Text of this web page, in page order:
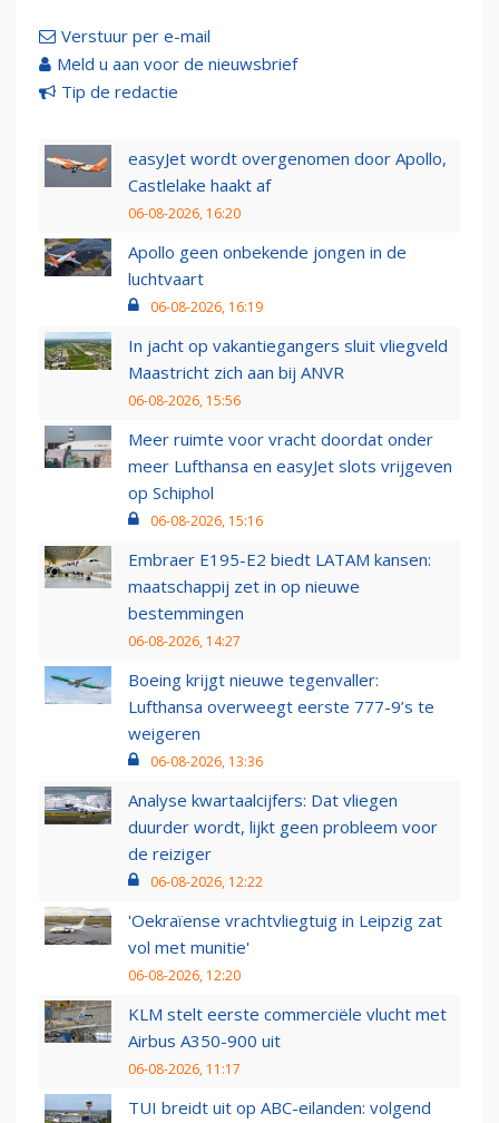
Verstuur per e-mail
Meld u aan voor de nieuwsbrief
Tip de redactie
easyJet wordt overgenomen door Apollo,
Castlelake haakt af
06-08-2026, 16:20
Apollo geen onbekende jongen in de
luchtvaart
06-08-2026, 16:19
In jacht op vakantiegangers sluit vliegveld
Maastricht zich aan bij ANVR
06-08-2026, 15:56
Meer ruimte voor vracht doordat onder
meer Lufthansa en easyJet slots vrijgeven
op Schiphol
06-08-2026, 15:16
Embraer E195-E2 biedt LATAM kansen:
maatschappij zet in op nieuwe
bestemmingen
06-08-2026, 14:27
Boeing krijgt nieuwe tegenvaller:
Lufthansa overweegt eerste 777-9’s te
weigeren
06-08-2026, 13:36
Analyse kwartaalcijfers: Dat vliegen
duurder wordt, lijkt geen probleem voor
de reiziger
06-08-2026, 12:22
'Oekraïense vrachtvliegtuig in Leipzig zat
vol met munitie'
06-08-2026, 12:20
KLM stelt eerste commerciële vlucht met
Airbus A350-900 uit
06-08-2026, 11:17
TUI breidt uit op ABC-eilanden: volgend